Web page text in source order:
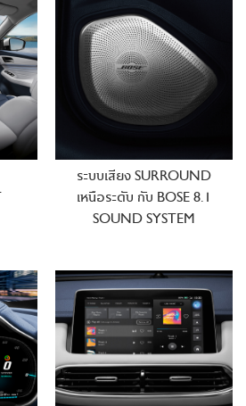
ระบบเสียง SURROUND
เหนือระดับ กับ BOSE 8.1
SOUND SYSTEM